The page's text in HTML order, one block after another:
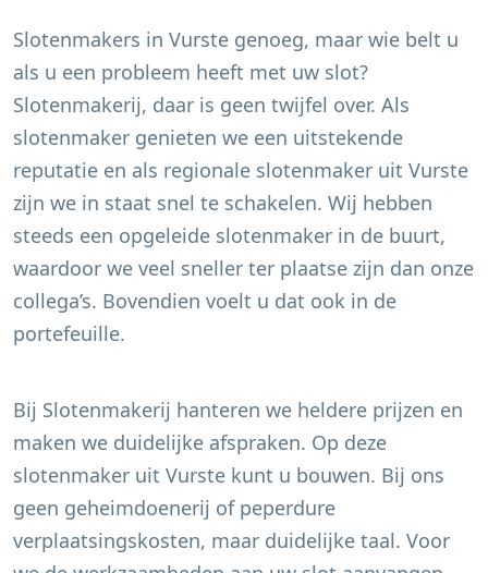
Slotenmakers in Vurste genoeg, maar wie belt u
als u een probleem heeft met uw slot?
Slotenmakerij, daar is geen twijfel over. Als
slotenmaker genieten we een uitstekende
reputatie en als regionale slotenmaker uit Vurste
zijn we in staat snel te schakelen. Wij hebben
steeds een opgeleide slotenmaker in de buurt,
waardoor we veel sneller ter plaatse zijn dan onze
collega’s. Bovendien voelt u dat ook in de
portefeuille.
Bij Slotenmakerij hanteren we heldere prijzen en
maken we duidelijke afspraken. Op deze
slotenmaker uit Vurste kunt u bouwen. Bij ons
geen geheimdoenerij of peperdure
verplaatsingskosten, maar duidelijke taal. Voor